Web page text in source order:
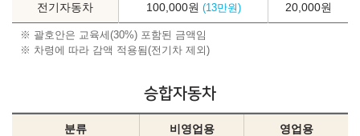
전기자동차 100,000원 (13만원) 20,000원
※ 괄호안은 교육세(30%) 포함된 금액임
※ 차령에 따라 감액 적용됨(전기차 제외)
승합자동차
분류 비영업용 영업용